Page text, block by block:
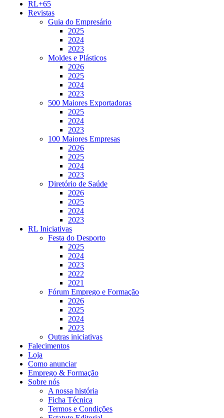
RL+65
Revistas
Guia do Empresário
2025
2024
2023
Moldes e Plásticos
2026
2025
2024
2023
500 Maiores Exportadoras
2025
2024
2023
100 Maiores Empresas
2026
2025
2024
2023
Diretório de Saúde
2026
2025
2024
2023
RL Iniciativas
Festa do Desporto
2025
2024
2023
2022
2021
Fórum Emprego e Formação
2026
2025
2024
2023
Outras iniciativas
Falecimentos
Loja
Como anunciar
Emprego & Formação
Sobre nós
A nossa história
Ficha Técnica
Termos e Condições